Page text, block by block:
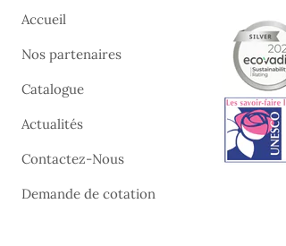
Accueil
Nos partenaires
Catalogue
Actualités
Contactez-Nous
Demande de cotation